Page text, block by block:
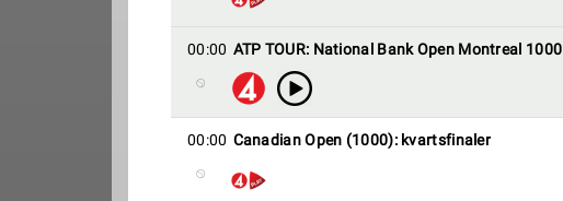
00:00 ATP TOUR: National Bank Open Montreal 1000
00:00 Canadian Open (1000): kvartsfinaler